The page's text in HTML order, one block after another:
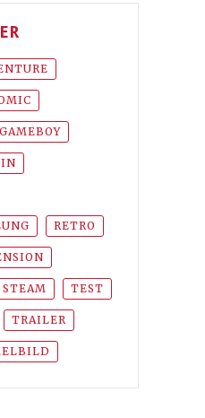
GAMEBOY
RETRO
STEAM TEST
TRAILER